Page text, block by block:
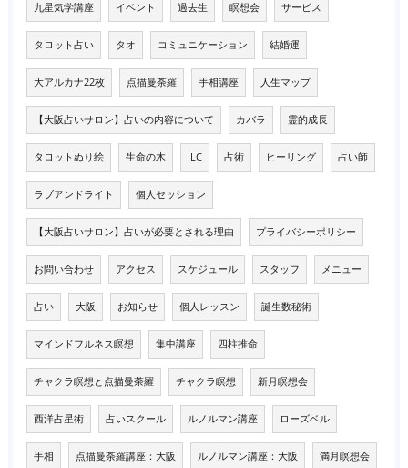
九星気学講座 イベント 過去生 瞑想会 サービス
タロット占い タオ コミュニケーション 結婚運
大アルカナ22枚 点描曼荼羅 手相講座 人生マップ
【大阪占いサロン】占いの内容について カバラ 霊的成長
タロットぬり絵 生命の木 ILC 占術 ヒーリング 占い師
ラブアンドライト 個人セッション
【大阪占いサロン】占いが必要とされる理由 プライバシーポリシー
お問い合わせ アクセス スケジュール スタッフ メニュー
占い 大阪 お知らせ 個人レッスン 誕生数秘術
マインドフルネス瞑想 集中講座 四柱推命
チャクラ瞑想と点描曼荼羅 チャクラ瞑想 新月瞑想会
西洋占星術 占いスクール ルノルマン講座 ローズベル
手相 点描曼荼羅講座：大阪 ルノルマン講座：大阪 満月瞑想会